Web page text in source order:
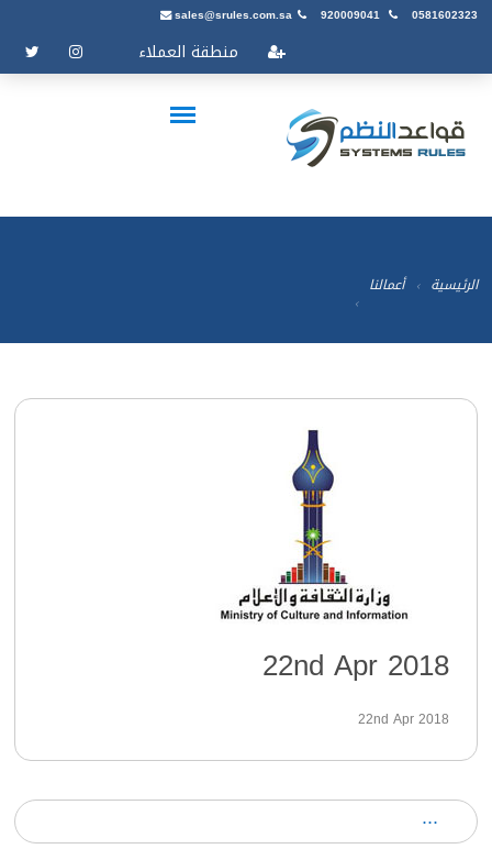
sales@srules.com.sa 920009041 0581602323
منطقة العملاء
الرئيسية أعمالنا
22nd Apr 2018
22nd Apr 2018